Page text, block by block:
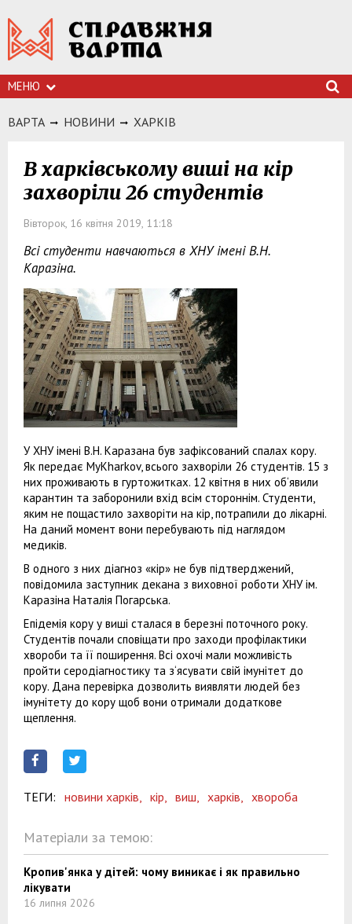
МЕНЮ
ВАРТА НОВИНИ ХАРКIВ
В харківському виші на кір
захворіли 26 студентів
Вівторок, 16 квітня 2019, 11:18
Всі студенти навчаються в ХНУ імені В.Н.
Каразіна.
У ХНУ імені В.Н. Каразана був зафіксований спалах кору.
Як передає MyKharkov, всього захворіли 26 студентів. 15 з
них проживають в гуртожитках. 12 квітня в них об‘явили
карантин та заборонили вхід всім стороннім. Студенти,
яким не пощастило захворіти на кір, потрапили до лікарні.
На даний момент вони перебувають під наглядом
медиків.
В одного з них діагноз «кір» не був підтверджений,
повідомила заступник декана з виховної роботи ХНУ ім.
Каразіна Наталія Погарська.
Епідемія кору у виші сталася в березні поточного року.
Студентів почали сповіщати про заходи профілактики
хвороби та її поширення. Всі охочі мали можливість
пройти серодіагностику та з‘ясувати свій імунітет до
кору. Дана перевірка дозволить виявляти людей без
імунітету до кору щоб вони отримали додаткове
щеплення.
ТЕГИ: новини харків, кір, виш, харків, хвороба
Матеріали за темою:
Кропив'янка у дітей: чому виникає і як правильно
лікувати
16 липня 2026